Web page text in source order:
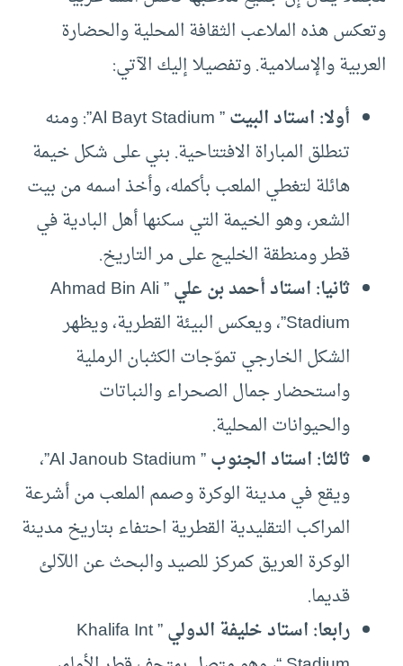
وتعكس هذه الملاعب الثقافة المحلية والحضارة
العربية والإسلامية. وتفصيلا إليك الآتي:
أولا: استاد البيت
” Al Bayt Stadium”: ومنه
تنطلق المباراة الافتتاحية. بني على شكل خيمة
هائلة لتغطي الملعب بأكمله، وأخذ اسمه من بيت
الشعر، وهو الخيمة التي سكنها أهل البادية في
قطر ومنطقة الخليج على مر التاريخ.
ثانيا: استاد أحمد بن علي ” Ahmad Bin Ali
Stadium”، ويعكس البيئة القطرية، ويظهر
الشكل الخارجي تموّجات الكثبان الرملية
واستحضار جمال الصحراء والنباتات
والحيوانات المحلية.
ثالثا: استاد الجنوب
” Al Janoub Stadium”،
ويقع في مدينة الوكرة وصمم الملعب من أشرعة
المراكب التقليدية القطرية احتفاء بتاريخ مدينة
الوكرة العريق كمركز للصيد والبحث عن اللآلئ
قديما.
رابعا: استاد خليفة الدولي ” Khalifa Int